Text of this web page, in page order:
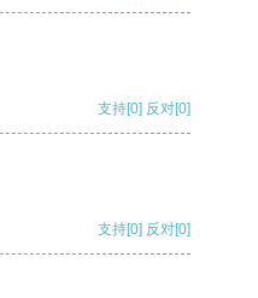
支持[0] 反对[0]
支持[0] 反对[0]